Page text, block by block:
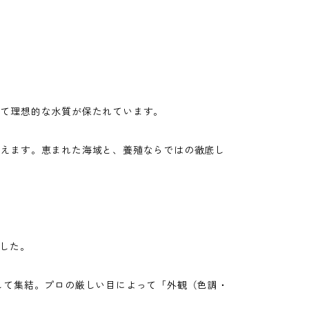
理想的な水質が保たれています。
ます。恵まれた海域と、養殖ならではの徹底し
た。
集結。プロの厳しい目によって「外観（色調・